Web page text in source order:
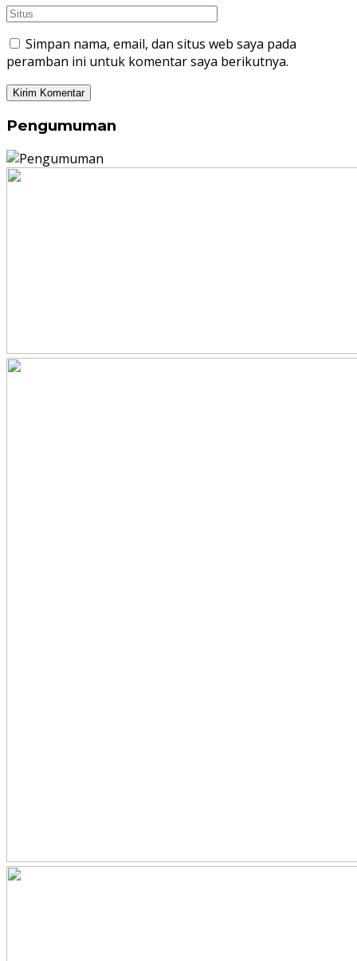
Simpan nama, email, dan situs web saya pada
peramban ini untuk komentar saya berikutnya.
Pengumuman